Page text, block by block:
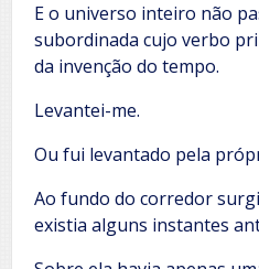
E o universo inteiro não
subordinada cujo verbo
da invenção do tempo.
Levantei-me.
Ou fui levantado pela
Ao fundo do corredor
existia alguns instantes